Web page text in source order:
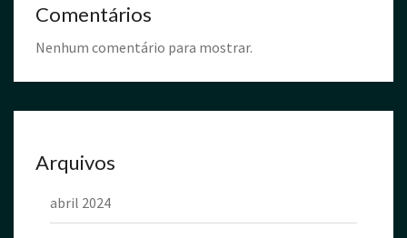
Comentários
Nenhum comentário para mostrar.
Arquivos
abril 2024